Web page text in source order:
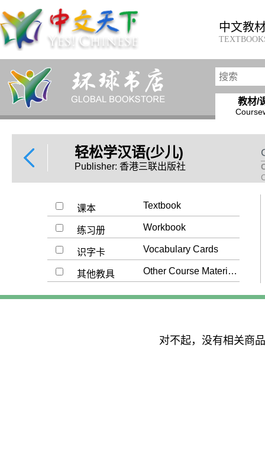
中文教
教材/
轻松学汉语(少儿)
Publisher: 香港三联出版社
课本 Textbook
练习册 Workbook
识字卡 Vocabulary Cards
其他教具 Other Course Materials
对不起，没有相关商